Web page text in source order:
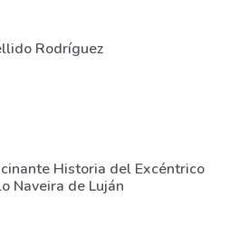
Rodríguez
Historia del Excéntrico
Naveira de Luján